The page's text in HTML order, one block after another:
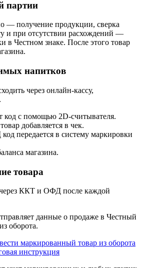
партии
— получение продукции, сверка
и при отсутствии расхождений —
в Честном знаке. После этого товар
напитков
через онлайн‑кассу,
код с помощью 2D‑считывателя.
добавляется в чек.
передается в систему маркировки
магазина.
товара
ККТ и ОФД после каждой
данные о продаже в Честный
оборота.
маркированный товар из оборота
инструкция